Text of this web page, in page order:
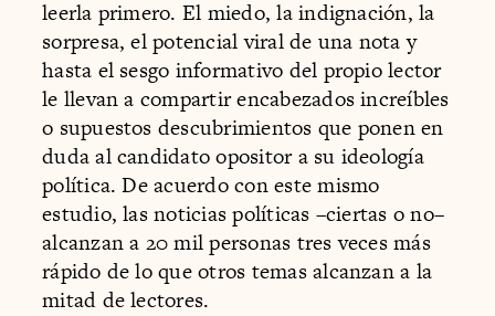
leerla primero. El miedo, la indignación, la
sorpresa, el potencial viral de una nota y
hasta el sesgo informativo del propio lector
le llevan a compartir encabezados increíbles
o supuestos descubrimientos que ponen en
duda al candidato opositor a su ideología
política. De acuerdo con este mismo
estudio, las noticias políticas –ciertas o no–
alcanzan a 20 mil personas tres veces más
rápido de lo que otros temas alcanzan a la
mitad de lectores.